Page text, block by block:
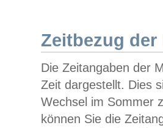
Zeitbezug der
Die Zeitangaben der
Zeit dargestellt. Dies
Wechsel im Sommer
können Sie die